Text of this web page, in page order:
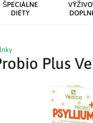
ŠPECIÁLNE
DIÉTY
Plus